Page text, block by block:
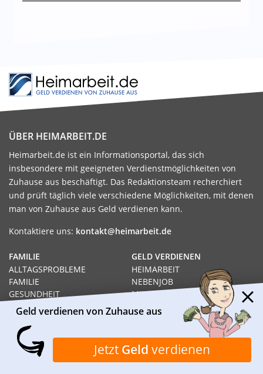
ÜBER HEIMARBEIT.DE
Heimarbeit.de ist ein Informationsportal, das sich
insbesondere mit geeigneten Verdienstmöglichkeiten von
Zuhause aus beschäftigt. Das Redaktionsteam recherchiert
und prüft täglich viele verschiedene Möglichkeiten, mit denen
man von Zuhause aus Geld verdienen kann.
Kontaktiere uns: kontakt@heimarbeit.de
GELD VERDIENEN
HEIMARBEIT
NEBENJOB
MINIJOB
GELD VERDIENEN
JOB
HEIMARBEIT
GELD VERDIENEN VON
FAMILIE
ALLTAGSPROBLEME
FAMILIE
GESUNDHEIT
MÜTTER
ALLEINERZIEHEND
WISSENSWERTES
RECHT
Geld verdienen von Zuhause aus
Jetzt Geld verdienen